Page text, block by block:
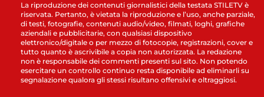
La riproduzione dei contenuti giornalistici della testata STILETV è
riservata. Pertanto, è vietata la riproduzione e l’uso, anche parziale,
di testi, fotografie, contenuti audio/video, filmati, loghi, grafiche
aziendali e pubblicitarie, con qualsiasi dispositivo
elettronico/digitale o per mezzo di fotocopie, registrazioni, cover e
tutto quanto è ascrivibile a copia non autorizzata. La redazione
non è responsabile dei commenti presenti sul sito. Non potendo
esercitare un controllo continuo resta disponibile ad eliminarli su
segnalazione qualora gli stessi risultano offensivi e oltraggiosi.